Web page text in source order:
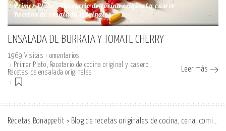
Primer Plato Recetario de cocina original y casero
Recetas de ensalada originales
ENSALADA DE BURRATA Y TOMATE CHERRY
1969 Visitas
omentarios
Primer Plato Recetario de cocina original y casero
Recetas de ensalada originales
Leer más
Recetas Bonappetit > Blog de recetas originales de cocina, cena, comida y desayuno